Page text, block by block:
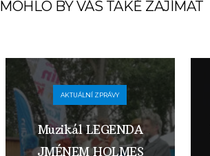
MOHLO BY VÁS TAKÉ ZAJÍMAT
AKTUÁLNÍ ZPRÁVY
Muzikál LEGENDA
JMÉNEM HOLMES